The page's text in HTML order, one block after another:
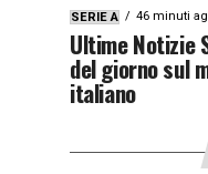
SERIE A 46 minuti
Ultime Notizie
del giorno sul
italiano